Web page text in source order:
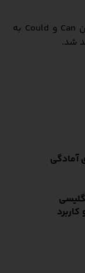
با پرسیدن این سوالات از خود، انتخاب بین Can و Could به
شد.
آمادگی